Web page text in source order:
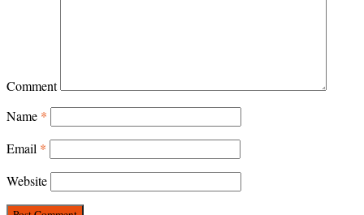
Comment
Name *
Email *
Website